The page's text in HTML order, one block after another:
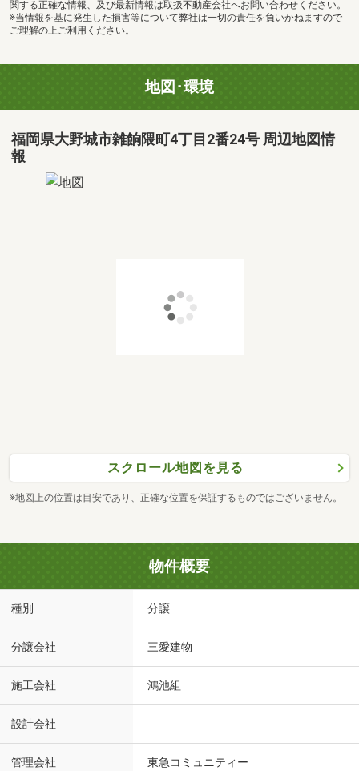
関する正確な情報、及び最新情報は取扱不動産会社へお問い合わせください。
※当情報を基に発生した損害等について弊社は一切の責任を負いかねますので
ご理解の上ご利用ください。
地図･環境
福岡県大野城市雑餉隈町4丁目2番24号 周辺地図情
報
スクロール地図を見る
※地図上の位置は目安であり、正確な位置を保証するものではございません。
物件概要
種別 分譲
分譲会社 三愛建物
施工会社 鴻池組
設計会社
管理会社 東急コミュニティー